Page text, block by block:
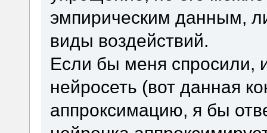
эмпирическим данным,
виды воздействий.
Если бы меня спросили,
нейросеть (вот данная
аппроксимацию, я бы